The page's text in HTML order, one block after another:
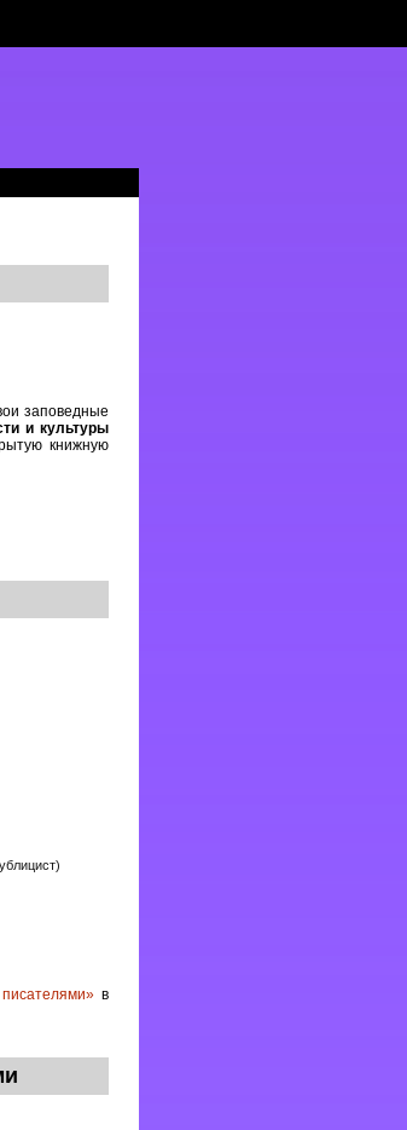
заповедные
и культуры
книжную
в